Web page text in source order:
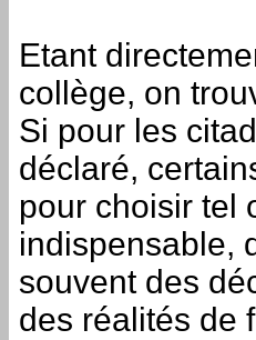
Etant
collège, on
Si pour les
déclaré,
pour choisir tel
indispensable,
souvent des
des réalités de